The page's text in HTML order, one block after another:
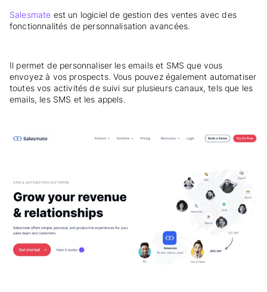
Salesmate est un logiciel de gestion des ventes avec des
fonctionnalités de personnalisation avancées.
Il permet de personnaliser les emails et SMS que vous
envoyez à vos prospects. Vous pouvez également automatiser
toutes vos activités de suivi sur plusieurs canaux, tels que les
emails, les SMS et les appels.